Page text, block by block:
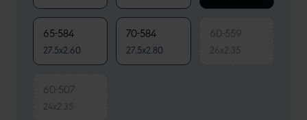
65-584
27.5x2.60
70-584
27.5x2.80
60-559
26x2.35
60-507
24x2.35